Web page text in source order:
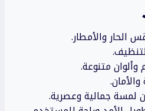
الحار والأمطار.
متنوعة.
لمسة جمالية وعصرية.